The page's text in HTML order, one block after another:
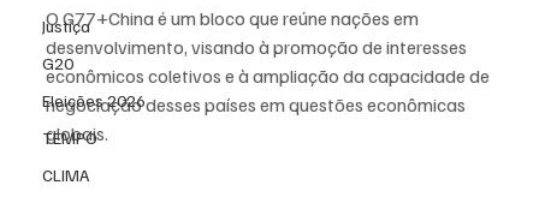
Justiça
G20
Eleições 2026
TEMPO
CLIMA
O G77+China é um bloco que reúne nações em
desenvolvimento, visando à promoção de interesses
econômicos coletivos e à ampliação da capacidade de
negociação desses países em questões econômicas
globais.